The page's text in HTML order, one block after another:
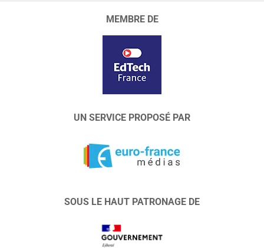
MEMBRE DE
UN SERVICE PROPOSÉ PAR
SOUS LE HAUT PATRONAGE DE